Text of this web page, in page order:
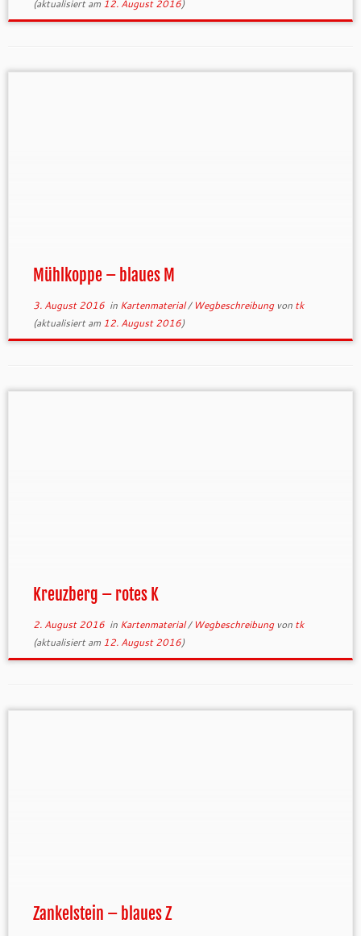
(aktualisiert am 12. August 2016)
Mühlkoppe – blaues M
3. August 2016in Kartenmaterial/ Wegbeschreibung von tk
(aktualisiert am 12. August 2016)
Kreuzberg – rotes K
2. August 2016in Kartenmaterial/ Wegbeschreibung von tk
(aktualisiert am 12. August 2016)
Zankelstein – blaues Z